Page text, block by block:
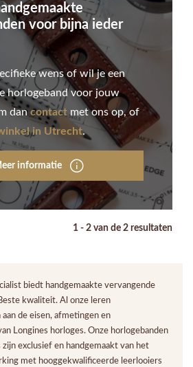
voor bijna ieder
wens of wil je een
horlogeband voor jouw
dan contactmet ons op, of
in Utrecht.
informatie
1 - 2 van de 2 resultaten
biedt handgemaakte vervangende
kwaliteit. Al onze leren
de eisen, afmetingen en
Longines horloges. Onze horlogebanden
exclusief en handgemaakt van het
met hooggekwalificeerde leerlooiers